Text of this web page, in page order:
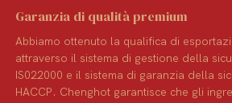
Garanzia di qualità premium
Abbiamo ottenuto la qualifica di
attraverso il sistema di gestione della
IS022000 e il sistema di garanzia della
HACCP. Chenghot garantisce che gli